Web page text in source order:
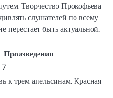
Творчество Прокофьева
слушателей по всему
перестает быть актуальной.
Произведения
7
к трем апельсинам, Красная